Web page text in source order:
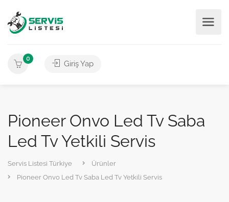
0
Giriş Yap
Pioneer Onvo Led Tv Saba
Led Tv Yetkili Servis
Servis Listesi Türkiye
Ürünler
Pioneer Onvo Led Tv Saba Led Tv Yetkili Servis